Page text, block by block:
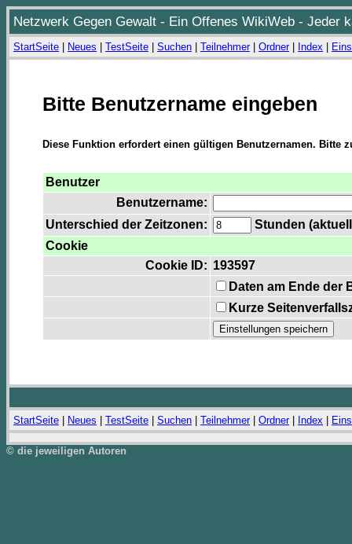
Netzwerk Gegen Gewalt - Ein Offenes WikiWeb - Jeder
StartSeite Neues TestSeite Suchen Teilnehmer| Ordner| Index
Bitte Benutzername eingeben
Diese Funktion erfordert einen gültigen Benutzernamen. Bitte
Benutzer
Benutzername:
Unterschied der Zeitzonen:
Stunden
Cookie
Cookie ID: 193597
Daten am Ende der
Kurze
StartSeite Neues TestSeite Suchen Teilnehmer| Ordner| Index
© die jeweiligen Autoren